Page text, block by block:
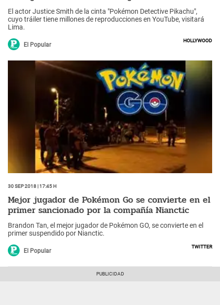
El actor Justice Smith de la cinta "Pokémon Detective Pikachu",
cuyo tráiler tiene millones de reproducciones en YouTube, visitará
Lima.
El Popular
Hollywood
30 Sep 2018 | 17:45 h
Mejor jugador de Pokémon Go se convierte en el
primer sancionado por la compañía Nianctic
Brandon Tan, el mejor jugador de Pokémon GO, se convierte en el
primer suspendido por Nianctic.
El Popular
Twitter